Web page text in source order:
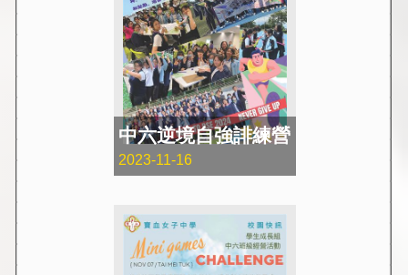
中六逆境自強誹練營
2023-11-16